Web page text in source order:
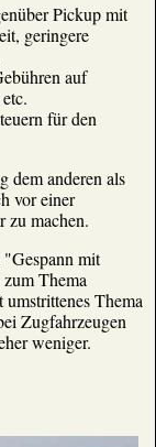
Pickup mit
geringere
auf
für den
dem anderen als
vor einer
zu machen.
mit
Thema
Thema
Zugfahrzeugen
weniger.